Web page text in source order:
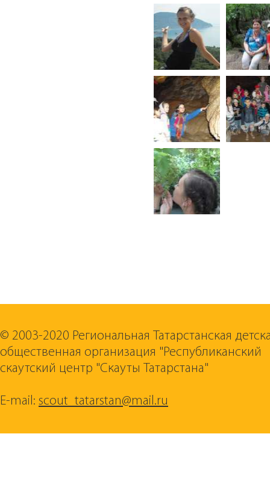
© 2003-2020 Региональная Татарстанская
общественная организация "Республиканский
скаутский центр "Скауты Татарстана"
E-mail: scout_tatarstan@mail.ru